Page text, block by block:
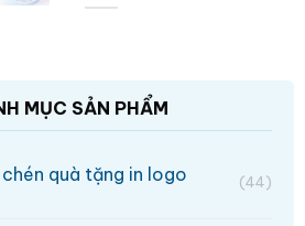
MỤC SẢN PHẨM
quà tặng in logo (44)